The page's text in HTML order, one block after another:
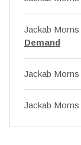
Jackab Morns
Demand
Jackab Morns
Jackab Morns